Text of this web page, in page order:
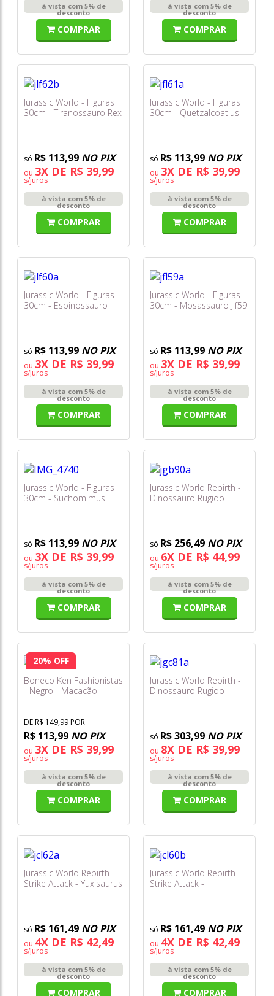
à vista com 5% de
desconto
COMPRAR
à vista com 5% de
desconto
COMPRAR
Jurassic World - Figuras
30cm - Tiranossauro Rex
R$ 113,99 NO PIX
ou 3X DE R$ 39,99
s/juros
à vista com 5% de
desconto
COMPRAR
Jurassic World - Figuras
30cm - Quetzalcoatlus
R$ 113,99 NO PIX
ou 3X DE R$ 39,99
s/juros
à vista com 5% de
desconto
COMPRAR
Jurassic World - Figuras
30cm - Espinossauro
R$ 113,99 NO PIX
ou 3X DE R$ 39,99
s/juros
à vista com 5% de
desconto
COMPRAR
Jurassic World - Figuras
30cm - Mosassauro Jlf59
R$ 113,99 NO PIX
ou 3X DE R$ 39,99
s/juros
à vista com 5% de
desconto
COMPRAR
Jurassic World - Figuras
30cm - Suchomimus
R$ 113,99 NO PIX
ou 3X DE R$ 39,99
s/juros
à vista com 5% de
desconto
COMPRAR
Jurassic World Rebirth -
Dinossauro Rugido
R$ 256,49 NO PIX
ou 6X DE R$ 44,99
s/juros
à vista com 5% de
desconto
COMPRAR
20% OFF
Boneco Ken Fashionistas
- Negro - Macacão
DE R$ 149,99 POR
R$ 113,99 NO PIX
ou 3X DE R$ 39,99
s/juros
à vista com 5% de
desconto
COMPRAR
Jurassic World Rebirth -
Dinossauro Rugido
R$ 303,99 NO PIX
ou 8X DE R$ 39,99
s/juros
à vista com 5% de
desconto
COMPRAR
Jurassic World Rebirth -
Strike Attack - Yuxisaurus
R$ 161,49 NO PIX
ou 4X DE R$ 42,49
s/juros
à vista com 5% de
desconto
COMPRAR
Jurassic World Rebirth -
Strike Attack -
R$ 161,49 NO PIX
ou 4X DE R$ 42,49
s/juros
à vista com 5% de
desconto
COMPRAR